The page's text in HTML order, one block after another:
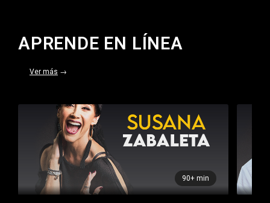
APRENDE EN LÍNEA
Ver más →
90+ min